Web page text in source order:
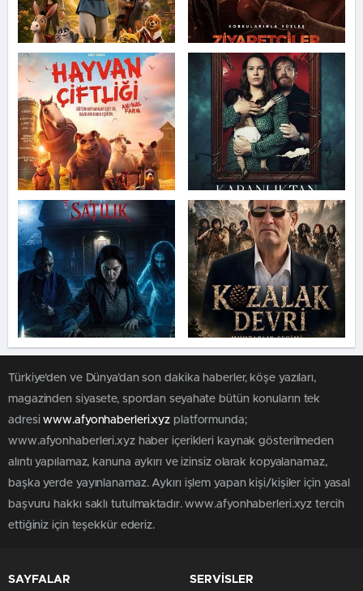
Türkiye'den ve Dünya’dan son dakika haberler, köşe yazıları,
magazinden siyasete, spordan seyahate bütün konuların tek
adresiwww.afyonhaberleri.xyz platformunda;
www.afyonhaberleri.xyz haber içerikleri kaynak gösterilmeden
alıntı yapılamaz, kanuna aykırı ve izinsiz olarak kopyalanamaz,
başka yerde yayınlanamaz. Aykırı işlem yapan kişi/kişiler için yasal
başvuru hakkı saklı tutulmaktadır. www.afyonhaberleri.xyz tercih
ettiğiniz için teşekkür ederiz.
SAYFALAR SERVİSLER